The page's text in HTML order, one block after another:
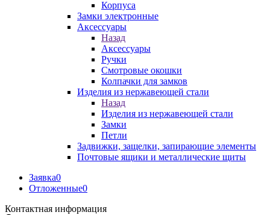
Корпуса
Замки электронные
Аксессуары
Назад
Аксессуары
Ручки
Смотровые окошки
Колпачки для замков
Изделия из нержавеющей стали
Назад
Изделия из нержавеющей стали
Замки
Петли
Задвижки, защелки, запирающие элементы
Почтовые ящики и металлические щиты
Заявка0
Отложенные0
Контактная информация